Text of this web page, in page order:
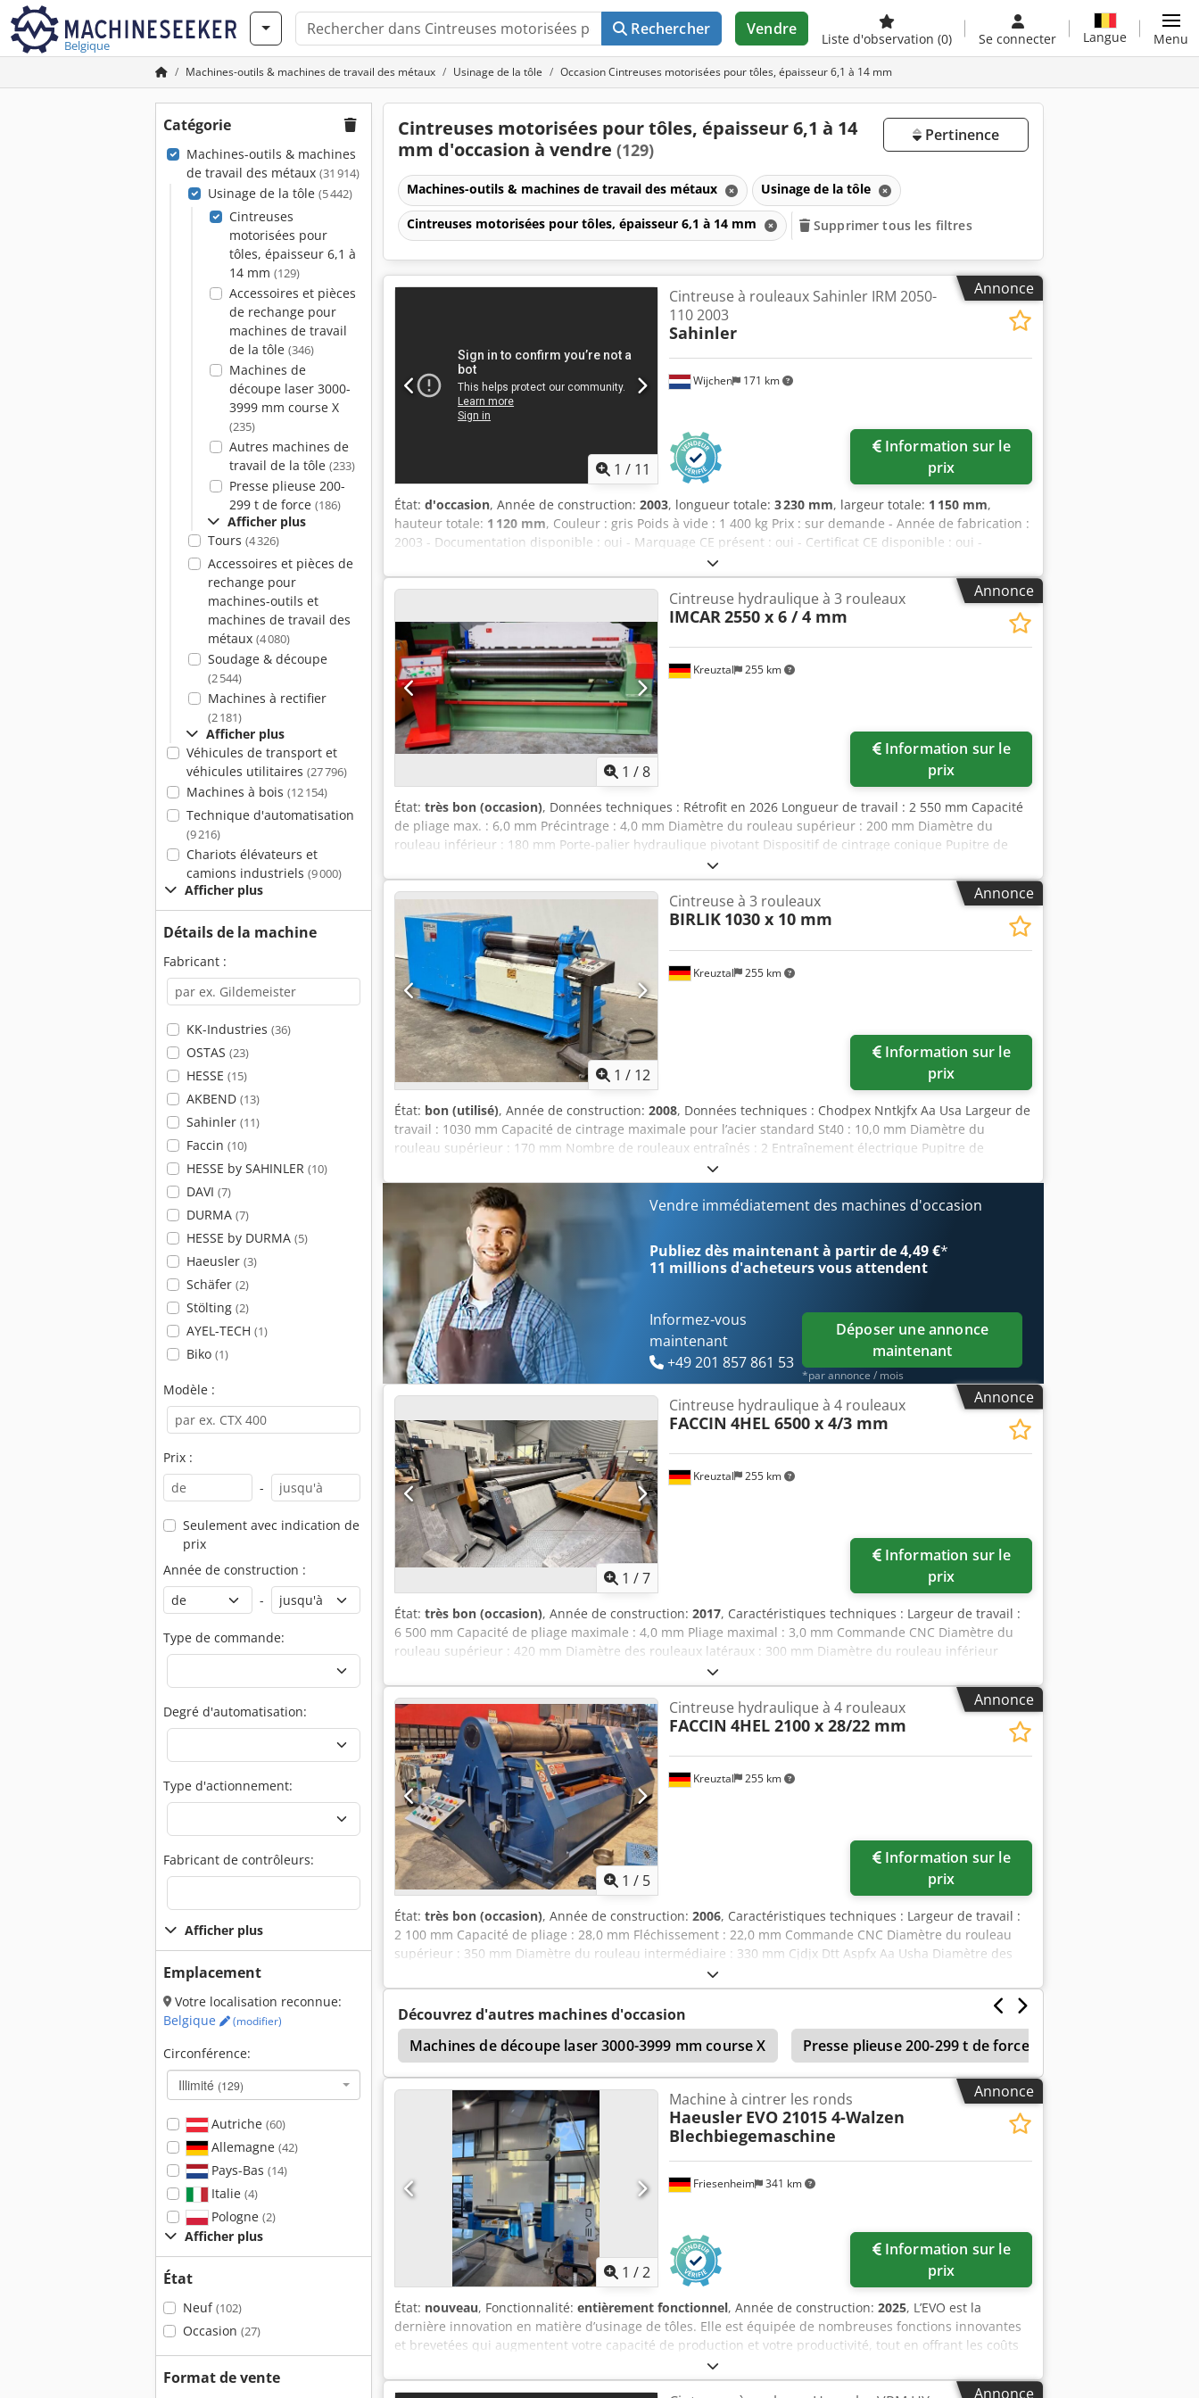
Belgique
Rechercher Vendre
Liste d'observation (0) Se connecter Langue Menu
Machines-outils & machines de travail des métaux Usinage de la tôle Occasion Cintreuses motorisées pour tôles, épaisseur 6,1 à 14 mm
Catégorie
Machines-outils & machines
de travail des métaux (31 914)
Usinage de la tôle (5 442)
Cintreuses
motorisées pour
tôles, épaisseur 6,1 à
14 mm (129)
Accessoires et pièces
de rechange pour
machines de travail
de la tôle (346)
Machines de
découpe laser 3000-
3999 mm course X
(235)
Autres machines de
travail de la tôle (233)
Presse plieuse 200-
299 t de force (186)
Afficher plus
Tours (4 326)
Accessoires et pièces de
rechange pour
machines-outils et
machines de travail des
métaux (4 080)
Soudage & découpe
(2 544)
Machines à rectifier
(2 181)
Afficher plus
Véhicules de transport et
véhicules utilitaires (27 796)
Machines à bois (12 154)
Technique d'automatisation
(9 216)
Chariots élévateurs et
camions industriels (9 000)
Afficher plus
Détails de la machine
Fabricant :
KK-Industries (36)
OSTAS (23)
HESSE (15)
AKBEND (13)
Sahinler (11)
Faccin (10)
HESSE by SAHINLER (10)
DAVI (7)
DURMA (7)
HESSE by DURMA (5)
Haeusler (3)
Schäfer (2)
Stölting (2)
AYEL-TECH (1)
Biko (1)
Modèle :
Prix :
-
Seulement avec indication de
prix
Année de construction :
-
Type de commande:
Degré d'automatisation:
Type d'actionnement:
Fabricant de contrôleurs:
Afficher plus
Emplacement
Votre localisation reconnue:
Belgique
(modifier)
Circonférence:
Illimité (129)
Autriche (60)
Allemagne (42)
Pays-Bas (14)
Italie (4)
Pologne (2)
Afficher plus
État
Neuf(102)
Occasion (27)
Format de vente
Cintreuses motorisées pour tôles, épaisseur 6,1 à 14
mm d'occasion à vendre (129)
Pertinence
Machines-outils & machines de travail des métaux Usinage de la tôle
Cintreuses motorisées pour tôles, épaisseur 6,1 à 14 mm Supprimer tous les filtres
Annonce
1 / 11
Wijchen 171 km
Cintreuse à rouleaux Sahinler IRM 2050-
110 2003
Sahinler
Information sur le
prix
État: d'occasion, Année de construction: 2003, longueur totale: 3 230 mm, largeur totale: 1 150 mm,
hauteur totale: 1 120 mm, Couleur : gris Poids à vide : 1 400 kg Prix : sur demande - Année de fabrication :
2003 - Documentation disponible : oui - Marquage CE présent : oui - Certificat CE disponible : oui -
Numéro de série : 220281 - Commande : conventionnelle - Entraînement : mécanique - Nombre de
rouleaux [pcs] : 3 - Nombre de rouleaux entraînés [pcs] : 3 - Puissance [kW] : 2,2 - Épaisseur maximale de
tôle [mm] : 2 - Épaisseur maximale de pré-cintrage [mm] : 2 - Largeur de travail maximale [mm] : 2050 -
Diamètre du rouleau supérieur [mm] : 110 - Diamètre des rouleaux inférieurs [mm] : 110 - Vitesse de
cintrage [mm/min] : 3 - Dimensions de transport : 3230mm x 1150mm x 1120mm (L x l x h) - Poids de
transport [kg] : 1400 kg - Nombre de colis de transport : 1 Informations financières TVA : le prix indiqué
s'entend hors TVA TVA/Régime de taxation différenciée : TVA déductible pour les professionnels Livraison
et reprise possibles à tout moment pour tout matériel industriel Chsdpfx Aezry N Hoa Uea Lukas van
Rossum
Annonce
1 /8
Kreuztal 255 km
Cintreuse hydraulique à 3 rouleaux
IMCAR2550 x 6 / 4 mm
Information sur le
prix
État: très bon (occasion), Données techniques : Rétrofit en 2026 Longueur de travail : 2 550 mm Capacité
de pliage max. : 6,0 mm Précintrage : 4,0 mm Diamètre du rouleau supérieur : 200 mm Diamètre du
rouleau inférieur : 180 mm Porte-palier hydraulique pivotant Dispositif de cintrage conique Pupitre de
commande avec affichage numérique Puissance moteur : 5,5 kW Dimensions (L x l x h) : env.
3 600 x 1 150 x 1 250 mm Poids : env. 4,5 tonnes État : Cjdpfxozbcwmj Aa Ujha Très bon, rétrofit en 2026 Le
vendeur décline toute responsabilité pour les erreurs de saisie ou de transmission. La machine présente
un état esthétique, technique et d’usure correspondant à son âge ; machines d’occasion vendues sans
aucune garantie.
Annonce
1 / 12
Kreuztal 255 km
Cintreuse à 3 rouleaux
BIRLIK 1030 x 10 mm
Information sur le
prix
État: bon (utilisé), Année de construction: 2008, Données techniques : Chodpex Nntkjfx Aa Usa Largeur de
travail : 1030 mm Capacité de cintrage maximale pour l’acier standard St40 : 10,0 mm Diamètre du
rouleau supérieur : 170 mm Nombre de rouleaux entraînés : 2 Entraînement électrique Pupitre de
commande mobile Déversement manuel du rouleau supérieur Marquage CE Puissance moteur : 5,5 kW
Dimensions (L x l x H) : env. 2700 x 1200 x 1300 mm Poids net : env. 2,8 tonnes Le vendeur décline toute
responsabilité en cas d’erreur d’écriture ou de transmission de données. L’état de la machine, tant sur le
plan visuel que technique et de l’usure, correspond à son âge ; les machines d’occasion sont vendues
sans aucune garantie.
Vendre immédiatement des machines d'occasion
Publiez dès maintenant à partir de 4,49 €*
11 millions d'acheteursvous attendent
Informez-vous
maintenant
+49 201 857 861 53
Déposer une annonce
maintenant
*par annonce / mois
Annonce
1 /7
Kreuztal 255 km
Cintreuse hydraulique à 4 rouleaux
FACCIN 4HEL 6500 x 4/3 mm
Information sur le
prix
État: très bon (occasion), Année de construction: 2017, Caractéristiques techniques : Largeur de travail :
6 500 mm Capacité de pliage maximale : 4,0 mm Pliage maximal : 3,0 mm Commande CNC Diamètre du
rouleau supérieur : 420 mm Diamètre des rouleaux latéraux : 300 mm Diamètre du rouleau inférieur
central : 400 mm Dispositif de pliage conique par inclinaison des deux rouleaux latéraux Pupitre de
commande mobile avec affichage numérique Palier basculant hydraulique Marquage CE Puissance du
moteur : 22 kW Dimensions (longueur x largeur x hauteur) : environ 9 200 x 2 350 x 1 900 mm Poids à
vide : environ 29 tonnes Équipement supplémentaire : Deuxième rouleau supérieur, diamètre : 350 mm
Guide de pliage latéral État : Csdpfjzfvvvex Aa Usha Très bon état, peu utilisé
Annonce
1 / 5
Kreuztal 255 km
Cintreuse hydraulique à 4 rouleaux
FACCIN 4HEL 2100 x 28/22 mm
Information sur le
prix
État: très bon (occasion), Année de construction: 2006, Caractéristiques techniques : Largeur de travail :
2 100 mm Capacité de pliage : 28,0 mm Fléchissement : 22,0 mm Commande CNC Diamètre du rouleau
supérieur : 350 mm Diamètre du rouleau intermédiaire : 330 mm Cjdjx Dtt Aspfx Aa Usha Diamètre des
rouleaux latéraux : 240 mm Rouleaux trempés Dispositif de pliage conique par inclinaison des deux
rouleaux latéraux Table de commande mobile avec affichage numérique Puissance du moteur : 7,5 kW
Marquage CE Dimensions (longueur x largeur x hauteur) : environ 3 600 x 1 500 x 1 500 mm Poids :
environ 14,5 tonnes Le vendeur ne saurait être tenu responsable des erreurs de frappe ou de
transmission de données. L’état de la machine, tant sur le plan esthétique que technique et en termes
d’usure, est conforme à son âge. Les machines d’occasion sont vendues sans aucune garantie.
Découvrez d'autres machines d'occasion
Machines de découpe laser 3000-3999 mm course X
Presse plieuse 200-299 t de force
Cintreuse De Tôles Visage
Annonce
Demander plus
1 /2
Friesenheim 341 km
Machine à cintrer les ronds
Haeusler EVO 21015 4-Walzen
Blechbiegemaschine
Information sur le
prix
État: nouveau, Fonctionnalité: entièrement fonctionnel, Année de construction: 2025, L’EVO est la
dernière innovation en matière d’usinage de tôles. Elle est équipée de nombreuses fonctions innovantes
et brevetées qui augmentent votre capacité de production et votre productivité, tout en offrant les coûts
d’exploitation globaux les plus faibles. Les composants de haute qualité utilisés dans cette machine, ainsi
que la dernière version du système de commande BENDtronic®, installé de série sur toutes les machines
Annonce